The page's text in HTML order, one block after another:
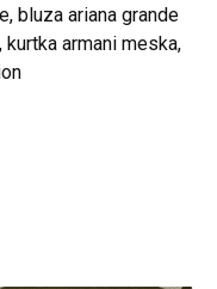
bluza ariana grande
armani meska,